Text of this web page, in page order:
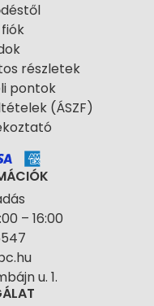
részletek
pontok
(ÁSZF)
– 16:00
u. 1.